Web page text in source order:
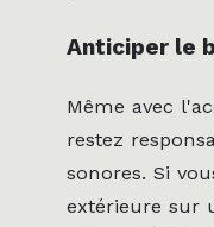
Anticiper le
Même avec
restez
sonores. Si
extérieure sur